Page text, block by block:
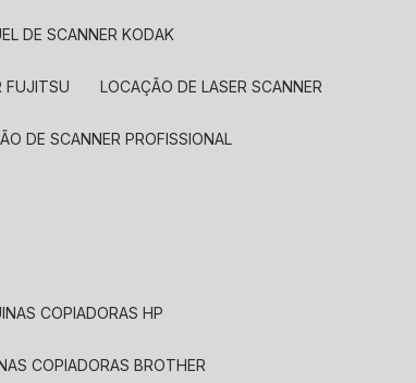
DE SCANNER KODAK
FUJITSU LOCAÇÃO DE LASER SCANNER
DE SCANNER PROFISSIONAL
COPIADORAS HP
COPIADORAS BROTHER